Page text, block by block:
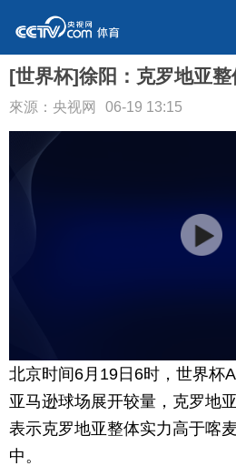
[世界杯]徐阳：克罗地亚
來源：央视网 06-19 13:15
北京时间6月19日6时，世界杯
亚马逊球场展开较量，克罗地
表示克罗地亚整体实力高于喀
中。